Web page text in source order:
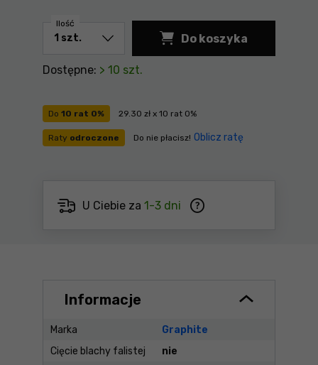
Do 10 rat 0% 29.30 zł x 10 rat 0%
Raty odroczone Do nie płacisz! Oblicz ratę
Ilość
Do koszyka
Dostępne: > 10 szt.
U Ciebie za 1-3 dni
Informacje
Marka
Graphite
Cięcie blachy falistej
nie